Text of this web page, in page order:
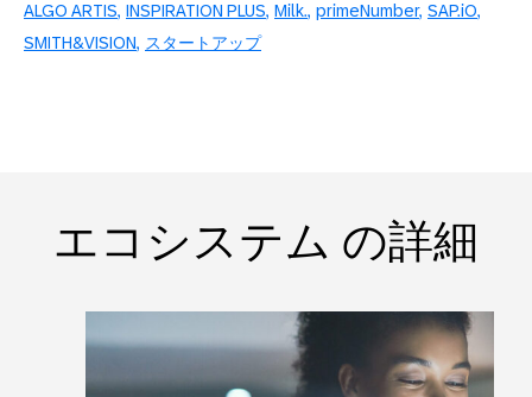
ALGO ARTIS INSPIRATION PLUS Milk. primeNumber SAP.iO
SMITH&VISION
スタートアップ
エコシステム の詳細